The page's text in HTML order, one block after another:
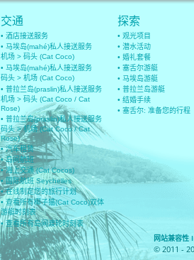
交通
• 酒店接送服务
• 马埃岛(mahé)私人接送服务
机场 > 码头 (Cat Coco)
• 马埃岛(mahé)私人接送服务
码头 > 机场 (Cat Coco)
• 普拉兰岛(praslin)私人接送服务
机场 > 码头 (Cat Coco / Cat
Rose)
• 普拉兰岛(praslin)私人接送服务
码头 > 机场 (Cat Coco / Cat
Rose)
• 汽车租赁
• 岛间航班
• 海上交通 (Cat Cocos)
• 国际航班 Seychelles
• 在线制定您的旅行计划
• 查看所有椰子猫(Cat Coco)双体
游艇时刻表
• 查看所有岛间渡轮时刻表
探索
• 观光项目
• 潜水活动
• 婚礼套餐
• 塞舌尔游艇
• 马埃岛游艇
• 普拉兰岛游艇
• 结婚手续
• 塞舌尔: 准备您的行程
网站兼容
© 2011 -